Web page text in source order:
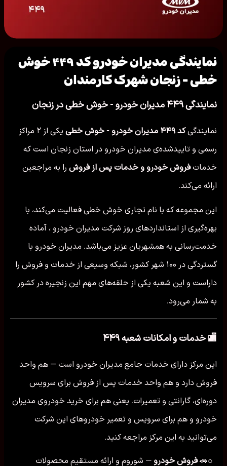
نمایندگی مدیران خودرو کد ۴۴۹ خوش
خطی - زنجان شهرک کارمندان
نمایندگی ۴۴۹ مدیران خودرو - خوش خطی در زنجان
نمایندگیکد ۴۴۹ مدیران خودرو - خوش خطی
یکی از ۲ مراکز
رسمی و تاییدشده‌ی مدیران خودرو در استان زنجان است که
خدماتفروش خودرو و خدمات پس از فروش را به مراجعین
ارائه می‌کند.
این مجموعه که با نام تجاری خوش خطی فعالیت می‌کند، با
بهره‌گیری از استانداردهای روز شرکت مدیران خودرو ، آماده
خدمت‌رسانی به همشهریان عزیز می‌باشد. مدیران خودرو با
گستردگی در ۱۰۰ شهر کشور، شبکه وسیعی از خدمات و فروش را
داراست و این شعبه یکی از حلقه‌های مهم این زنجیره در کشور
به شمار می‌رود.
🏬 خدمات و امکانات شعبه ۴۴۹
این مرکز دارای خدمات جامع مدیران خودرو است — هم واحد
فروش دارد و هم واحد خدمات پس از فروش برای سرویس
دوره‌ای، گارانتی و تعمیرات. یعنی هم برای خرید خودروی مدیران
خودرو و هم برای سرویس و تعمیر خودروهای این شرکت
می‌توانید به این مرکز مراجعه کنید.
○
🚗فروش خودرو — شوروم و ارائه مستقیم محصولات